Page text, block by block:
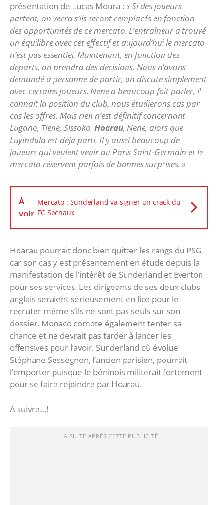
présentation de Lucas Moura : « Si des joueurs
partent, on verra s’ils seront remplacés en fonction
des opportunités de ce mercato. L’entraîneur a trouvé
un équilibre avec cet effectif et aujourd’hui le mercato
n’est pas essentiel. Maintenant, en fonction des
départs, on prendra des décisions. Nous n’avons
demandé à personne de partir, on discute simplement
avec certains joueurs. Nene a beaucoup fait parler, il
connait la position du club, nous étudierons cas par
cas les offres. Mais rien n’est définitif concernant
Lugano, Tiene, Sissoko, Hoarau, Nene, alors que
Luyindula est déjà parti. Il y aussi beaucoup de
joueurs qui veulent venir au Paris Saint-Germain et le
mercato réservent parfois de bonnes surprises. »
À
voir
Mercato : Sunderland va signer un crack du
FC Sochaux
Hoarau pourrait donc bien quitter les rangs du PSG
car son cas y est présentement en étude depuis la
manifestation de l’intérêt de Sunderland et Everton
pour ses services. Les dirigeants de ses deux clubs
anglais seraient sérieusement en lice pour le
recruter même s’ils ne sont pas seuls sur son
dossier. Monaco compte également tenter sa
chance et ne devrait pas tarder à lancer les
offensives pour l’avoir. Sunderland où évolue
Stéphane Sessègnon, l’ancien parisien, pourrait
l’emporter puisque le béninois militerait fortement
pour se faire rejoindre par Hoarau.
A suivre…!
LA SUITE APRÈS CETTE PUBLICITÉ